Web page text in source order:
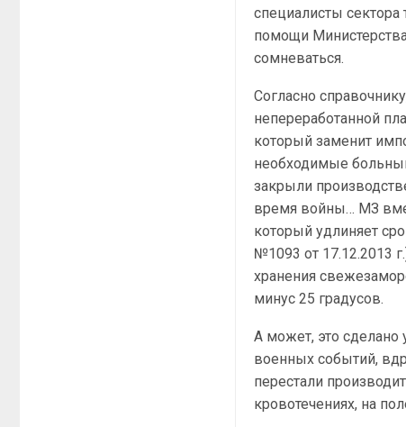
специалисты
помощи
сомневаться.
Согласно
непереработанной
который заменит
необходимые
закрыли
время войны… МЗ
который удлиняет
№1093 от 17.12.2013
хранения
минус 25 градусов.
А может, это
военных событий,
перестали
кровотечениях, на